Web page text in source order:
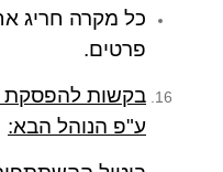
כל מקרה חריג
פרטים.
בקשות להפסקת
ע"פ הנוהל הבא: